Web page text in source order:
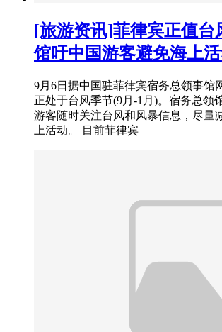
[旅游资讯]菲律宾正值台
馆吁中国游客避免海上
9月6日据中国驻菲律宾宿务总领事馆
正处于台风季节(9月-1月)。宿务总领
游客随时关注台风和风暴信息，尽量
上活动。 目前菲律宾